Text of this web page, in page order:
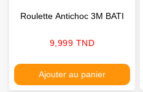
Roulette Antichoc 3M BATI
Prix
9,999 TND
Ajouter au panier